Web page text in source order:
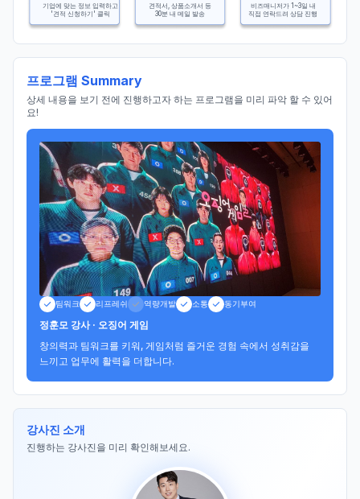
기업에 맞는 정보 입력하고
'견적 신청하기' 클릭
견적서, 상품소개서 등
30분 내 메일 발송
비즈매니저가 1~3일 내
직접 연락드려 상담 진행
프로그램 Summary
상세 내용을 보기 전에 진행하고자 하는 프로그램을 미리 파악 할 수 있어
요!
팀워크 리프레쉬 역량개발 소통 동기부여
정훈모 강사 · 오징어 게임
창의력과 팀워크를 키워, 게임처럼 즐거운 경험 속에서 성취감을
느끼고 업무에 활력을 더합니다.
강사진 소개
진행하는 강사진을 미리 확인해보세요.